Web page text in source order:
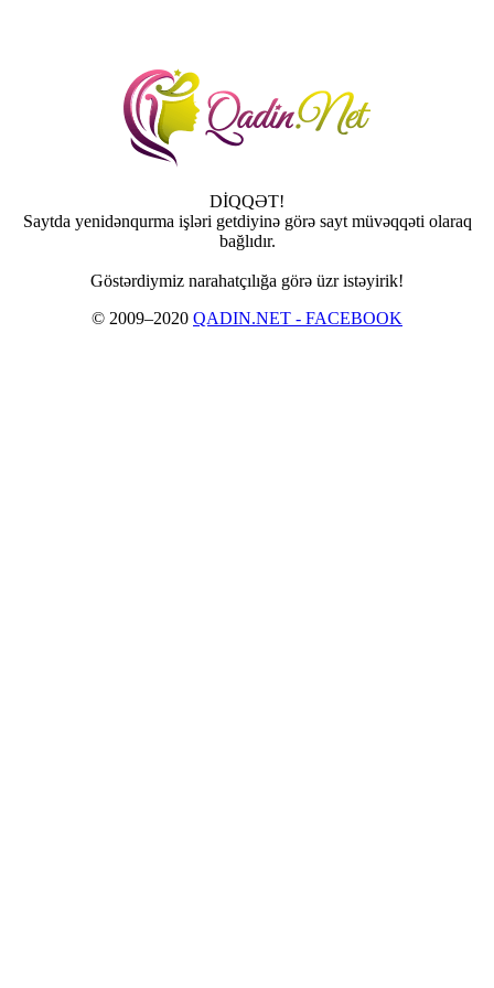
DİQQƏT!
Saytda yenidənqurma işləri getdiyinə görə sayt müvəqqəti olaraq
bağlıdır.
Göstərdiymiz narahatçılığa görə üzr istəyirik!
© 2009–2020 QADIN.NET - FACEBOOK